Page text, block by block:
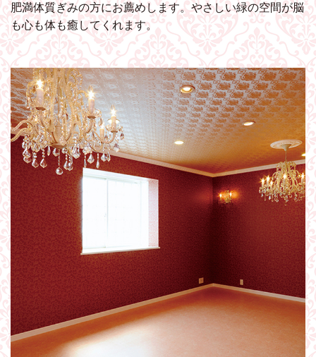
肥満体質ぎみの方にお薦めします。やさしい緑の空間が脳
も心も体も癒してくれます。